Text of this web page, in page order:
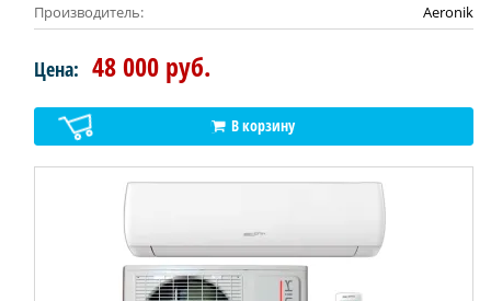
Производитель:
Aeronik
Цена: 48 000 руб.
В корзину